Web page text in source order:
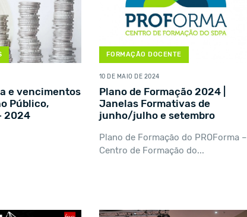
e vencimentos
Público,
- 2024
FORMAÇÃO DOCENTE
10 DE MAIO DE 2024
Plano de Formação 2024 |
Janelas Formativas de
junho/julho e setembro
Plano de Formação do PROForma –
Centro de Formação do...